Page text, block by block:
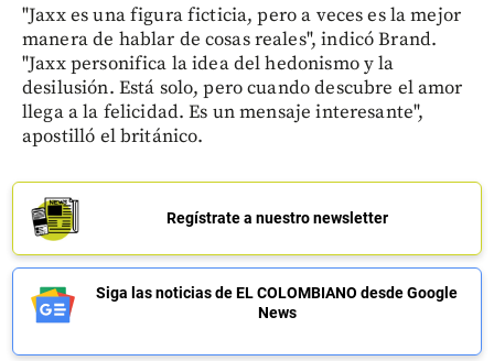
"Jaxx es una figura ficticia, pero a veces es la mejor
manera de hablar de cosas reales", indicó Brand.
"Jaxx personifica la idea del hedonismo y la
desilusión. Está solo, pero cuando descubre el amor
llega a la felicidad. Es un mensaje interesante",
apostilló el británico.
Regístrate a nuestro newsletter
Siga las noticias de EL COLOMBIANO desde Google
News